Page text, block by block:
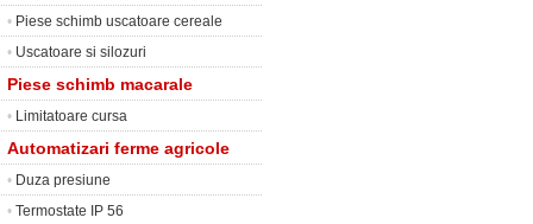
• Piese schimb uscatoare cereale
• Uscatoare si silozuri
Piese schimb macarale
• Limitatoare cursa
Automatizari ferme agricole
• Duza presiune
• Termostate IP 56